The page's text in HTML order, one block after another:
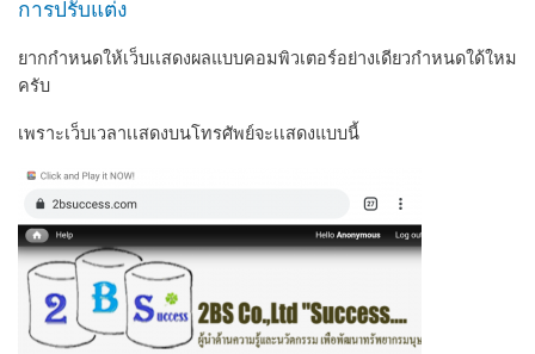
การปรับแต่ง
ยากกำหนดให้เว็บเเสดงผลแบบคอมพิวเตอร์อย่างเดียวกำหนดใด้ใหม
ครับ
เพราะเว็บเวลาเเสดงบนโทรศัพย์จะเเสดงแบบนี้